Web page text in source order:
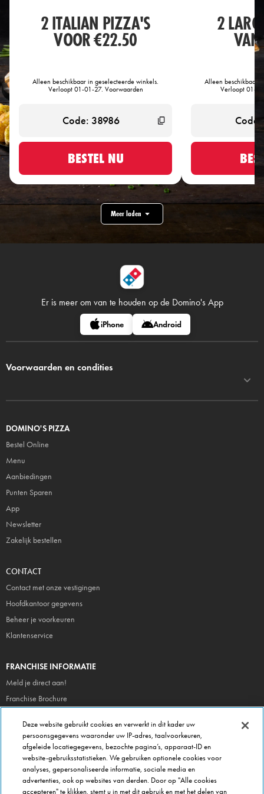
2 ITALIAN PIZZA'S
VOOR €22.50
Alleen beschikbaar in geselecteerde winkels.
Verloopt 01-01-27. Voorwaarden
BESTEL NU
2
Alleen beschikbaar
Verloopt 01-
Meer laden
Er is meer om van te houden op de Domino's App
iPhone Android
Voorwaarden en condities
DOMINO'S PIZZA
Bestel Online
Menu
Aanbiedingen
Punten Sparen
App
Newsletter
Zakelijk bestellen
CONTACT
Contact met onze vestigingen
Hoofdkantoor gegevens
Beheer je voorkeuren
Klantenservice
FRANCHISE INFORMATIE
Meld je direct aan!
Franchise Brochure
OVER DOMINOS
Newsroom
Werken bij Domino's
Deze website gebruikt cookies en verwerkt in dit kader uw
persoonsgegevens waaronder uw IP-adres, taalvoorkeuren,
afgeleide locatiegegevens, bezochte pagina’s, apparaat-ID en
website-gebruiksstatistieken. We gebruiken optionele cookies voor
analyses, gepersonaliseerde informatie, sociale media en
advertenties, ook op websites van derden. Door op "Alle cookies
accepteren" te klikken, stemt u in met dit gebruik en met het delen van